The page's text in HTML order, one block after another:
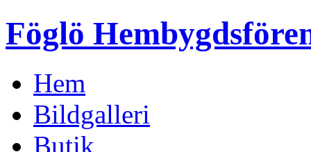
Föglö
Hem
Bildgalleri
Butik